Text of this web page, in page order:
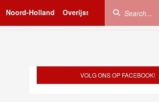
Noord-Holland Overijssel Utrecht Zeeland
VOLG ONS OP FACEBOOK!